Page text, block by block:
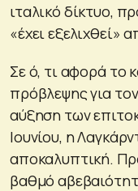
ιταλικό δίκτυο,
«έχει
Σε ό, τι αφορά το
πρόβλεψης για
αύξηση των
Ιουνίου, η
αποκαλυπτική.
βαθμό